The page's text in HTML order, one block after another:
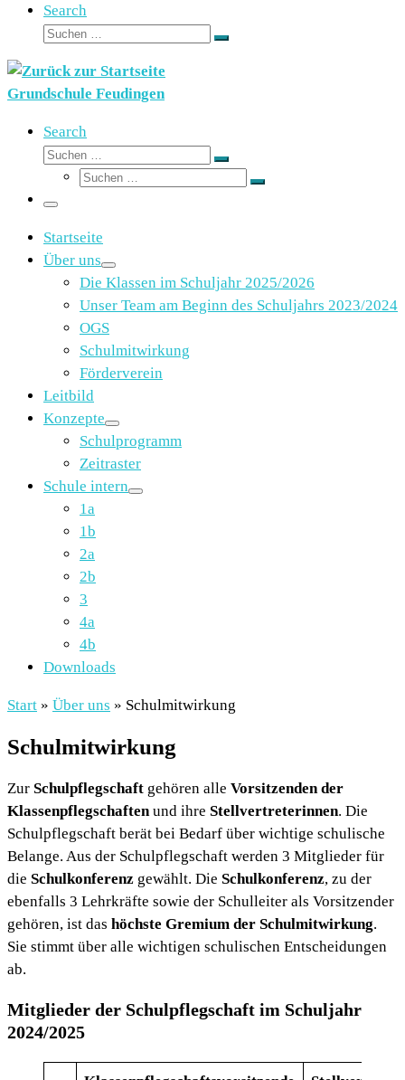
Search
Suche
Suchen …
Grundschule Feudingen
Search
Suche
Suchen …
Suche
Suchen …
Menü
Startseite
Über uns
Die Klassen im Schuljahr 2025/2026
Unser Team am Beginn des Schuljahrs 2023/2024
OGS
Schulmitwirkung
Förderverein
Leitbild
Konzepte
Schulprogramm
Zeitraster
Schule intern
1a
1b
2a
2b
3
4a
4b
Downloads
Start » Über uns » Schulmitwirkung
Schulmitwirkung
Zur Schulpflegschaft gehören alle Vorsitzenden der
Klassenpflegschaftenund ihre Stellvertreterinnen. Die
Schulpflegschaft berät bei Bedarf über wichtige schulische
Belange. Aus der Schulpflegschaft werden 3 Mitglieder für
die Schulkonferenz gewählt. Die Schulkonferenz, zu der
ebenfalls 3 Lehrkräfte sowie der Schulleiter als Vorsitzender
gehören, ist das höchste Gremium der Schulmitwirkung.
Sie stimmt über alle wichtigen schulischen Entscheidungen
ab.
Mitglieder der Schulpflegschaft im Schuljahr
2024/2025